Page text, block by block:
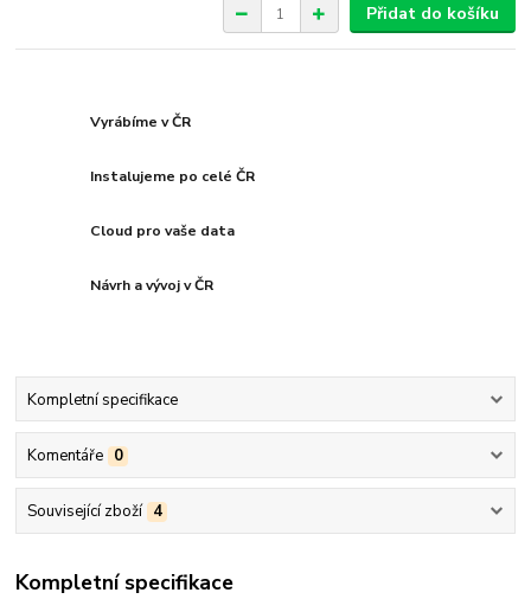
Přidat do košíku
Vyrábíme v ČR
Instalujeme po celé ČR
Cloud pro vaše data
Návrh a vývoj v ČR
Kompletní specifikace
Komentáře 0
Související zboží 4
Kompletní specifikace